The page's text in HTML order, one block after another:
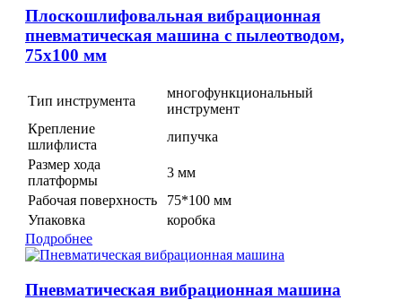
Плоскошлифовальная вибрационная
пневматическая машина с пылеотводом,
75x100 мм
Тип инструмента
многофункциональный
инструмент
Крепление
шлифлиста
липучка
Размер хода
платформы
3 мм
Рабочая поверхность
75*100 мм
Упаковка
коробка
Подробнее
Пневматическая вибрационная машина